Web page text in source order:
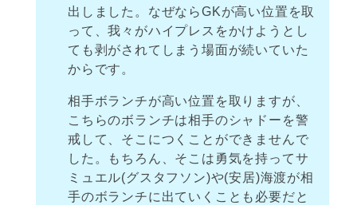
出しました。なぜならGKが高い位置を取
って、我々がハイプレスをかけようとし
ても剥がされてしまう場面が続いていた
からです。
相手ボランチが高い位置を取りますが、
こちらのボランチは相手のシャドーを警
戒して、そこにつくことができませんで
した。もちろん、そこは勇気を持ってサ
ミュエル(グスタフソン)や(安居)海渡が相
手のボランチに出ていくことも必要だと